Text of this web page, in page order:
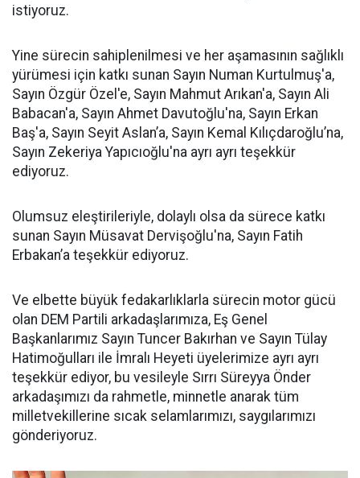
istiyoruz.
Yine sürecin sahiplenilmesi ve her aşamasının sağlıklı
yürümesi için katkı sunan Sayın Numan Kurtulmuş'a,
Sayın Özgür Özel'e, Sayın Mahmut Arıkan'a, Sayın Ali
Babacan'a, Sayın Ahmet Davutoğlu'na, Sayın Erkan
Baş'a, Sayın Seyit Aslan’a, Sayın Kemal Kılıçdaroğlu’na,
Sayın Zekeriya Yapıcıoğlu'na ayrı ayrı teşekkür
ediyoruz.
Olumsuz eleştirileriyle, dolaylı olsa da sürece katkı
sunan Sayın Müsavat Dervişoğlu'na, Sayın Fatih
Erbakan’a teşekkür ediyoruz.
Ve elbette büyük fedakarlıklarla sürecin motor gücü
olan DEM Partili arkadaşlarımıza, Eş Genel
Başkanlarımız Sayın Tuncer Bakırhan ve Sayın Tülay
Hatimoğulları ile İmralı Heyeti üyelerimize ayrı ayrı
teşekkür ediyor, bu vesileyle Sırrı Süreyya Önder
arkadaşımızı da rahmetle, minnetle anarak tüm
milletvekillerine sıcak selamlarımızı, saygılarımızı
gönderiyoruz.